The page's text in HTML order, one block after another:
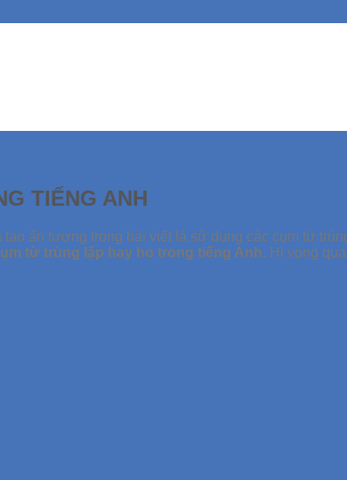
TIẾNG ANH
ấn tượng trong bài viết là sử dụng các cụm từ
từ trùng lặp hay ho trong tiếng Anh. Hi vọng